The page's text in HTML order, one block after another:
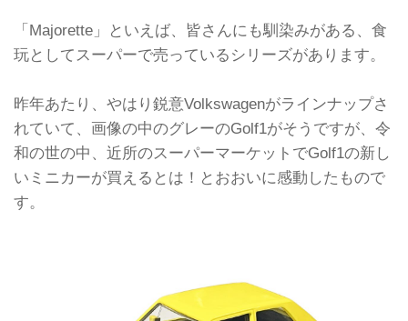
「Majorette」といえば、皆さんにも馴染みがある、食
玩としてスーパーで売っているシリーズがあります。
昨年あたり、やはり鋭意Volkswagenがラインナップさ
れていて、画像の中のグレーのGolf1がそうですが、令
和の世の中、近所のスーパーマーケットでGolf1の新し
いミニカーが買えるとは！とおおいに感動したもので
す。